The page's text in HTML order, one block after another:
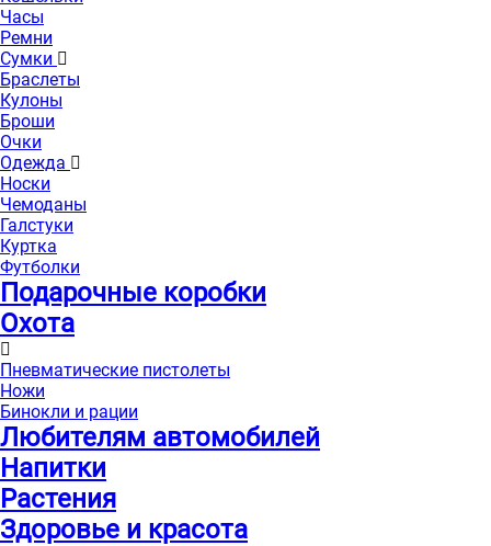
Часы
Ремни
Сумки
Браслеты
Кулоны
Броши
Очки
Одежда
Носки
Чемоданы
Галстуки
Куртка
Футболки
Подарочные коробки
Охота
Пневматические пистолеты
Ножи
Бинокли и рации
Любителям автомобилей
Напитки
Растения
Здоровье и красота